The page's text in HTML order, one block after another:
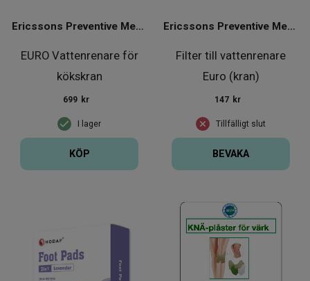
EURO Vattenrenare för
kökskran
Ericssons Preventive Medical Group
I lager
699 kr
KÖP
Filter till vattenrenare
Euro (kran)
Ericssons Preventive Medical Group
Tillfälligt slut
147 kr
BEVAKA